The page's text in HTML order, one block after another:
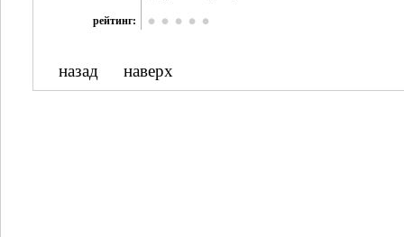
рейтинг:
назад наверх